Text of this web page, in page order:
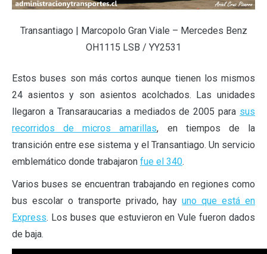
Transantiago | Marcopolo Gran Viale – Mercedes Benz
OH1115 LSB / YY2531
Estos buses son más cortos aunque tienen los mismos
24 asientos y son asientos acolchados. Las unidades
llegaron a Transaraucarias a mediados de 2005 para sus
recorridos de micros amarillas, en tiempos de la
transición entre ese sistema y el Transantiago. Un servicio
emblemático donde trabajaron fue el 340.
Varios buses se encuentran trabajando en regiones como
bus escolar o transporte privado, hayuno que está en
Express. Los buses que estuvieron en Vule fueron dados
de baja.